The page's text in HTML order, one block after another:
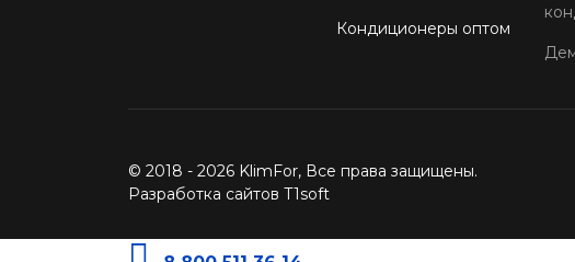
Кондиционеры оптом
© 2018 - 2026 KlimFor, Все права защищены.
Разработка сайтов T1soft